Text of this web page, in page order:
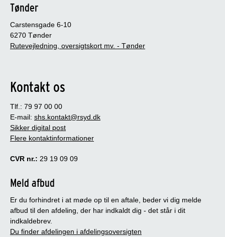
Tønder
Carstensgade 6-10
6270 Tønder
Rutevejledning, oversigtskort mv. - Tønder
Kontakt os
Tlf.: 79 97 00 00
E-mail: shs.kontakt@rsyd.dk
Sikker digital post
Flere kontaktinformationer
CVR nr.: 29 19 09 09
Meld afbud
Er du forhindret i at møde op til en aftale, beder vi dig melde
afbud til den afdeling, der har indkaldt dig - det står i dit
indkaldebrev.
Du finder afdelingen i afdelingsoversigten